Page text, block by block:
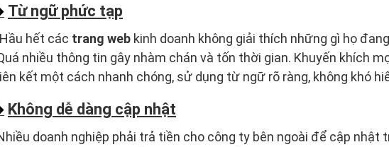
Từ ngữ phức tạp
Hầu hết các trang web kinh doanh không giải thích những gì họ
nhiều thông tin gây nhàm chán và tốn thời gian. Khuyến khích
kết một cách nhanh chóng, sử dụng từ ngữ rõ ràng, không khó
Không dễ dàng cập nhật
doanh nghiệp phải trả tiền cho công ty bên ngoài để cập nhật